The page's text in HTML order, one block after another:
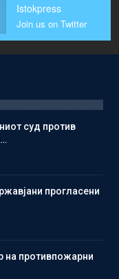
Istokpress
Join us on Twitter
суд против
прогласени
на противпожарни